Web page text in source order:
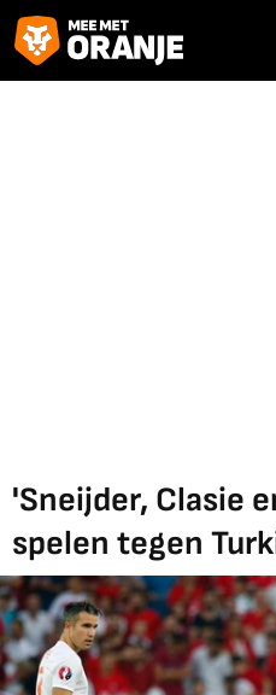
'Sneijder, Clasie
spelen tegen